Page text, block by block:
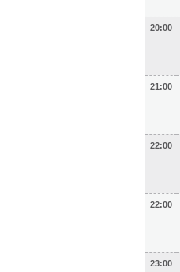
20:00
21:00
22:00
22:00
23:00